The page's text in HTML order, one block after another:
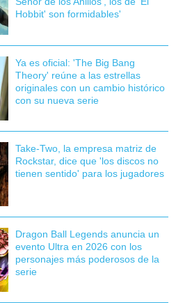
Hobbit' son formidables'
Ya es oficial: 'The Big Bang
Theory' reúne a las estrellas
originales con un cambio histórico
con su nueva serie
Take-Two, la empresa matriz de
Rockstar, dice que 'los discos no
tienen sentido' para los jugadores
Dragon Ball Legends anuncia un
evento Ultra en 2026 con los
personajes más poderosos de la
serie